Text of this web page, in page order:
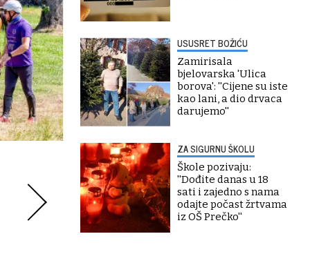
USUSRET BOŽIĆU
Zamirisala
bjelovarska 'Ulica
borova': ''Cijene su iste
kao lani, a dio drvaca
darujemo''
ZA SIGURNU ŠKOLU
Škole pozivaju:
''Dođite danas u 18
sati i zajedno s nama
odajte počast žrtvama
iz OŠ Prečko''